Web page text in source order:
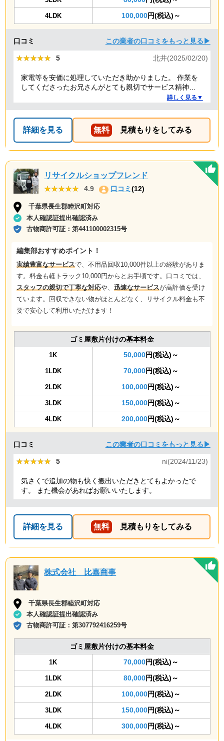
4LDK 100,000円(税込)～
口コミ この業者の口コミをもっと見る▶
★★★★★
★★★★★ 5 北井(2025/02/20)
家電等を安価に処理していただき助かりました。 作業を
してくださったお兄さんがとても親切でサービス精神溢
詳しく見る▼
詳細を見る 無料 見積もりをしてみる
リサイクルショップフレンド
★★★★★
★★★★★ 4.9 口コミ(12)
千葉県長生郡睦沢町対応
本人確認証提出確認済み
古物商許可証：第441100002315号
編集部おすすめポイント！
実績豊富なサービスで、不用品回収10,000件以上の経験がありま
す。料金も軽トラック10,000円からとお手頃です。口コミでは、
スタッフの親切で丁寧な対応や、 迅速なサービスが高評価を受け
ています。回収できない物がほとんどなく、リサイクル料金も不
要で安心して利用いただけます！
ゴミ屋敷片付けの基本料金
1K 50,000円(税込)～
1LDK 70,000円(税込)～
2LDK 100,000円(税込)～
3LDK 150,000円(税込)～
4LDK 200,000円(税込)～
口コミ この業者の口コミをもっと見る▶
★★★★★
★★★★★ 5 ni(2024/11/23)
気さくで追加の物も快く搬出いただきとてもよかったで
す。 また機会があればお願いいたします。
詳細を見る 無料 見積もりをしてみる
株式会社 比嘉商事
千葉県長生郡睦沢町対応
本人確認証提出確認済み
古物商許可証：第307792416259号
ゴミ屋敷片付けの基本料金
1K 70,000円(税込)～
1LDK 80,000円(税込)～
2LDK 100,000円(税込)～
3LDK 150,000円(税込)～
4LDK 300,000円(税込)～